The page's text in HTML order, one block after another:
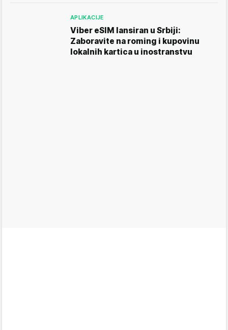
APLIKACIJE
Viber eSIM lansiran u Srbiji:
Zaboravite na roming i kupovinu
lokalnih kartica u inostranstvu